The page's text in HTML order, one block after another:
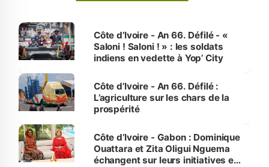
Côte d’Ivoire - An 66. Défilé - «
Saloni ! Saloni ! » : les soldats
indiens en vedette à Yop’ City
Côte d’Ivoire - An 66. Défilé :
L’agriculture sur les chars de la
prospérité
Côte d’Ivoire - Gabon : Dominique
Ouattara et Zita Oligui Nguema
échangent sur leurs initiatives en